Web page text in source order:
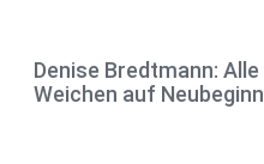
Denise Bredtmann: Alle
Weichen auf Neubeginn